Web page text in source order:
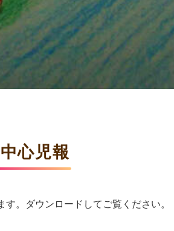
中心児報
。 ダウンロードしてご覧ください。